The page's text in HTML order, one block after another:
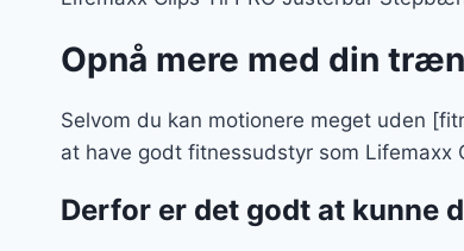
Opnå mere med din
Selvom du kan motionere meget uden
at have godt fitnessudstyr som
Derfor er det godt at kunne